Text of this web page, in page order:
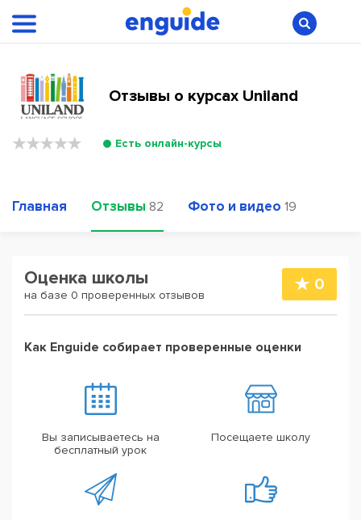
Отзывы о курсах Uniland
Есть онлайн-курсы
Главная Отзывы 82 Фото и видео 19
Оценка школы
на базе 0 проверенных отзывов
0
Как Enguide собирает проверенные оценки
Вы записываетесь на
бесплатный урок
Посещаете школу